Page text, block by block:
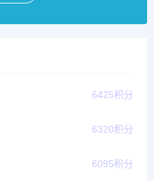
6425积分
6320积分
6095积分